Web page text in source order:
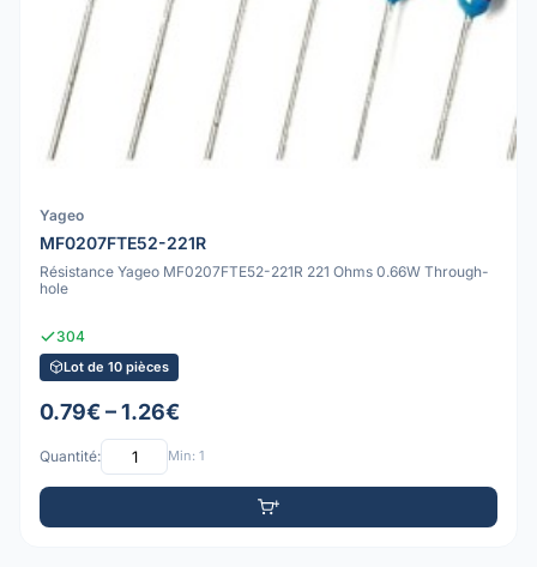
Yageo
MF0207FTE52-221R
Résistance Yageo MF0207FTE52-221R 221 Ohms 0.66W Through-
hole
304
Lot de 10 pièces
0.79€ – 1.26€
Quantité: Min: 1